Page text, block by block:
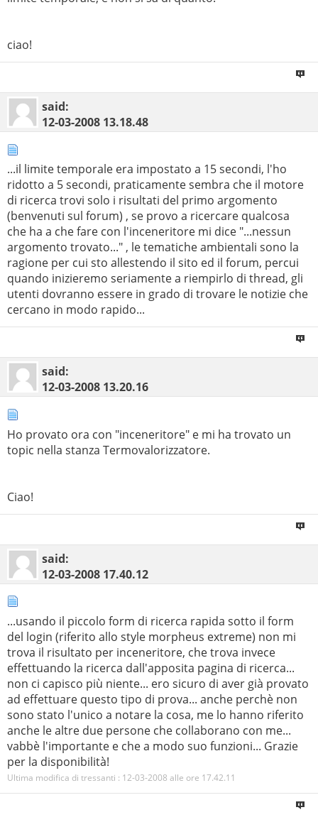
ciao!
said:
12-03-2008 13.18.48
...il limite temporale era impostato a 15 secondi, l'ho
ridotto a 5 secondi, praticamente sembra che il motore
di ricerca trovi solo i risultati del primo argomento
(benvenuti sul forum) , se provo a ricercare qualcosa
che ha a che fare con l'inceneritore mi dice "...nessun
argomento trovato..." , le tematiche ambientali sono la
ragione per cui sto allestendo il sito ed il forum, percui
quando inizieremo seriamente a riempirlo di thread, gli
utenti dovranno essere in grado di trovare le notizie che
cercano in modo rapido...
said:
12-03-2008 13.20.16
Ho provato ora con "inceneritore" e mi ha trovato un
topic nella stanza Termovalorizzatore.
Ciao!
said:
12-03-2008 17.40.12
...usando il piccolo form di ricerca rapida sotto il form
del login (riferito allo style morpheus extreme) non mi
trova il risultato per inceneritore, che trova invece
effettuando la ricerca dall'apposita pagina di ricerca...
non ci capisco più niente... ero sicuro di aver già provato
ad effettuare questo tipo di prova... anche perchè non
sono stato l'unico a notare la cosa, me lo hanno riferito
anche le altre due persone che collaborano con me...
vabbè l'importante e che a modo suo funzioni... Grazie
per la disponibilità!
Ultima modifica di tressanti : 12-03-2008 alle ore 17.42.11